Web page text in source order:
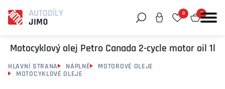
0 0
Motocyklový olej Petro Canada 2-cycle motor oil 1l
HLAVNÍ STRANA NÁPLNĚ
MOTOROVÉ OLEJE
MOTOCYKLOVÉ OLEJE
Můžeme vám pomoci něco najít?